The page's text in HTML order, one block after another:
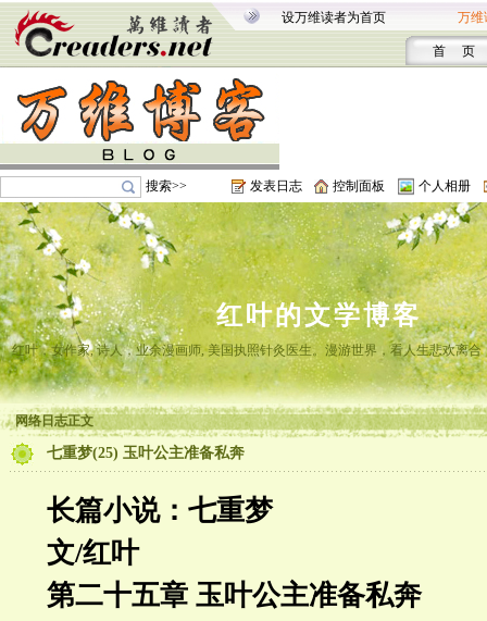
设万维读者为首页 万维
首 页
搜索>> 发表日志 控制面板 个人相册
红叶的文学博客
红叶，女作家, 诗人，业余漫画师, 美国执照针灸医生。漫游世界，看人生悲欢离
网络日志正文
七重梦(25) 玉叶公主准备私奔
长篇小说：七重梦
文/红叶
第二十五章 玉叶公主准备私奔